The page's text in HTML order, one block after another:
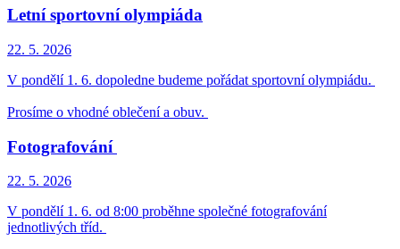
Letní sportovní olympiáda
22. 5. 2026
V pondělí 1. 6. dopoledne budeme pořádat sportovní olympiádu.
Prosíme o vhodné oblečení a obuv.
Fotografování
22. 5. 2026
V pondělí 1. 6. od 8:00 proběhne společné fotografování
jednotlivých tříd.